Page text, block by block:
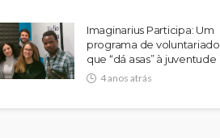
Imaginarius Participa: Um
programa de voluntariado
que “dá asas” à juventude
4 anos atrás